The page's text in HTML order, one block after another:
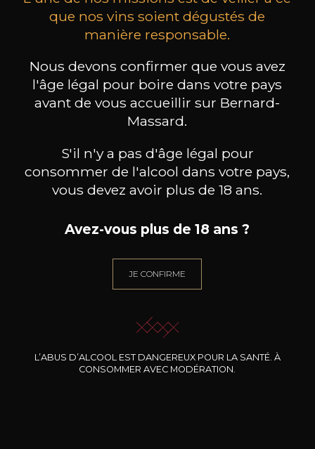
que nos vins soient dégustés de
manière responsable.
Nous devons confirmer que vous avez
l'âge légal pour boire dans votre pays
avant de vous accueillir sur Bernard-
Massard.
S'il n'y a pas d'âge légal pour
consommer de l'alcool dans votre pays,
vous devez avoir plus de 18 ans.
Avez-vous plus de 18 ans ?
JE CONFIRME
L’ABUS D’ALCOOL EST DANGEREUX POUR LA SANTÉ. À
CONSOMMER AVEC MODÉRATION.
Depuis plusieurs années, Bernard-Massard
soutient et promeut des artistes en leur
offrant la possibilité d’habiller de leur
créativité une cuvée de fin d’année,
présentée en édition limitée. Par le biais
d’un concours en ligne, Bernard-Massard
invite chaque année les artistes en herbe,
chevronnés ou confirmés, à créer un
habillage et un muselet collector
effervescentes.Visitez le site du concours
Luxembourgeoise Nina Ballerini